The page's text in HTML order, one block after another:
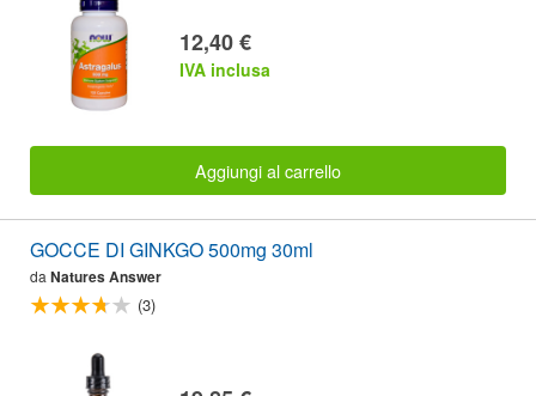
12,40 €
IVA inclusa
Aggiungi al carrello
GOCCE DI GINKGO 500mg 30ml
da Natures Answer
(3)